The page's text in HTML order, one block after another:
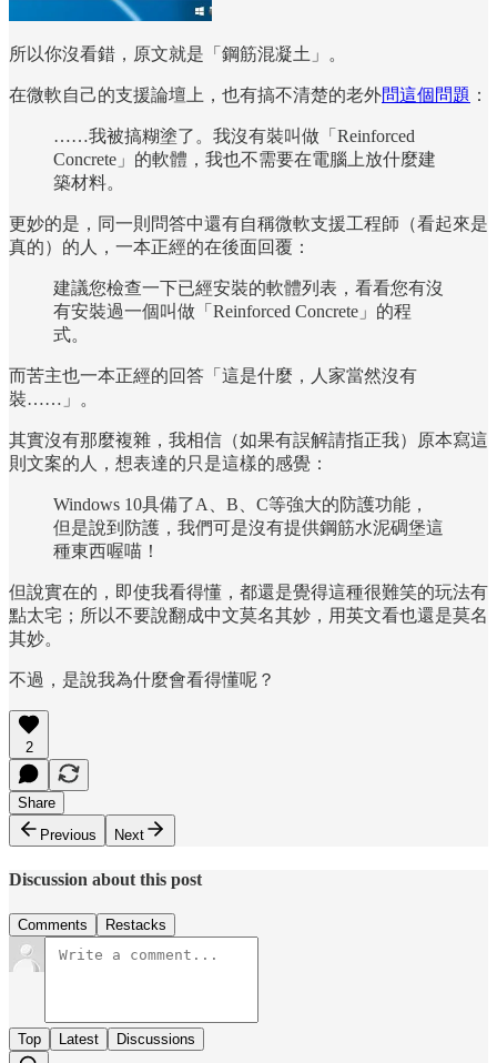
所以你沒看錯，原文就是「鋼筋混凝土」。
在微軟自己的支援論壇上，也有搞不清楚的老外問這個問題 ：
……我被搞糊塗了。我沒有裝叫做「Reinforced
Concrete」的軟體，我也不需要在電腦上放什麼建
築材料。
更妙的是，同一則問答中還有自稱微軟支援工程師（看起來是
真的）的人，一本正經的在後面回覆：
建議您檢查一下已經安裝的軟體列表，看看您有沒
有安裝過一個叫做「Reinforced Concrete」的程
式。
而苦主也一本正經的回答「這是什麼，人家當然沒有
裝……」。
其實沒有那麼複雜，我相信（如果有誤解請指正我）原本寫這
則文案的人，想表達的只是這樣的感覺：
Windows 10具備了A、B、C等強大的防護功能，
但是說到防護，我們可是沒有提供鋼筋水泥碉堡這
種東西喔喵！
但說實在的，即使我看得懂，都還是覺得這種很難笑的玩法有
點太宅；所以不要說翻成中文莫名其妙，用英文看也還是莫名
其妙。
不過，是說我為什麼會看得懂呢？
2
Share
Previous
Next
Discussion about this post
Comments Restacks
Top Latest Discussions